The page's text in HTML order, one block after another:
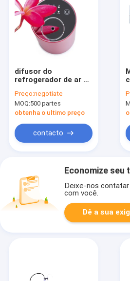
difusor do
refrogerador de ar do
fragrância do carro
de RoHS
Preço:negotiate
MOQ:500 partes
obtenha o ultimo preço
contacto
Economize seu
Deixe-nos
com você.
Dê a sua